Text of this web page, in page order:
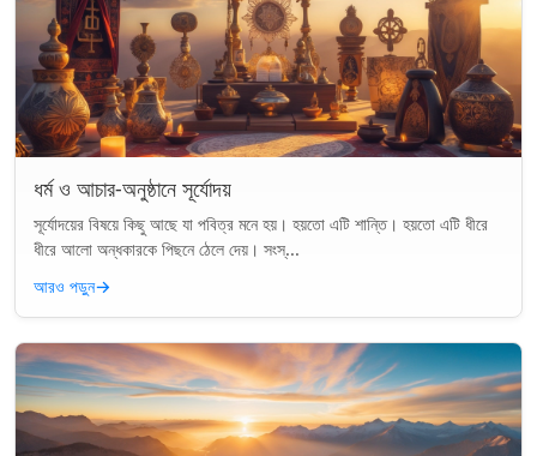
ধর্ম ও আচার-অনুষ্ঠানে সূর্যোদয়
সূর্যোদয়ের বিষয়ে কিছু আছে যা পবিত্র মনে হয়। হয়তো এটি শান্তি। হয়তো এটি ধীরে
ধীরে আলো অন্ধকারকে পিছনে ঠেলে দেয়। সংস্...
আরও পড়ুন→